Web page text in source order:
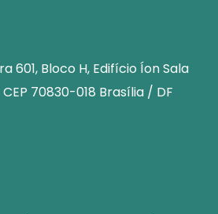
601, Bloco H, Edifício Íon Sala
70830-018 Brasília / DF